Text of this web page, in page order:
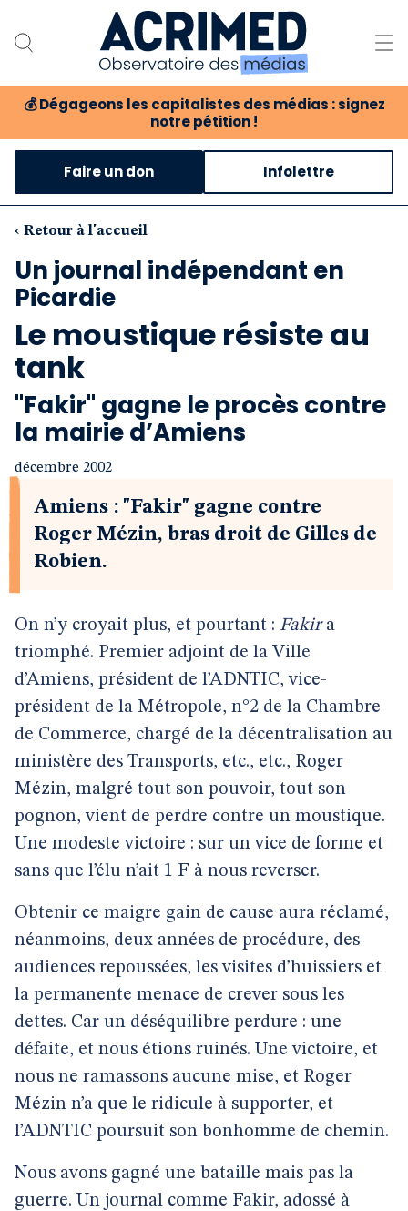
💰 Dégageons les capitalistes des médias : signez
notre pétition !
Notre association
Notre critique des médias
Nos propositions
Notre revue
Faire un don Infolettre
‹ Retour à l'accueil
Un journal indépendant en
Picardie
Le moustique résiste au
tank
"Fakir" gagne le procès contre
la mairie d’Amiens
décembre 2002
Amiens : "Fakir" gagne contre
Roger Mézin, bras droit de Gilles de
Robien.
On n’y croyait plus, et pourtant : Fakira
triomphé. Premier adjoint de la Ville
d’Amiens, président de l’ADNTIC, vice-
président de la Métropole, n°2 de la Chambre
de Commerce, chargé de la décentralisation au
ministère des Transports, etc., etc., Roger
Mézin, malgré tout son pouvoir, tout son
pognon, vient de perdre contre un moustique.
Une modeste victoire : sur un vice de forme et
sans que l’élu n’ait 1 F à nous reverser.
Obtenir ce maigre gain de cause aura réclamé,
néanmoins, deux années de procédure, des
audiences repoussées, les visites d’huissiers et
la permanente menace de crever sous les
dettes. Car un déséquilibre perdure : une
défaite, et nous étions ruinés. Une victoire, et
nous ne ramassons aucune mise, et Roger
Mézin n’a que le ridicule à supporter, et
l’ADNTIC poursuit son bonhomme de chemin.
Nous avons gagné une bataille mais pas la
guerre. Un journal comme Fakir, adossé à